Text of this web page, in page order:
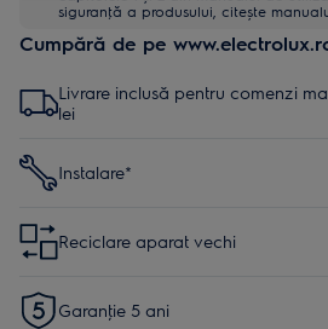
siguranţă a produsului, citește
Cumpără de pe
Livrare inclusă pentru comenzi
lei
Instalare*
Reciclare aparat vechi
Garanţie 5 ani